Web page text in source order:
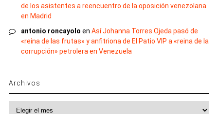
de los asistentes a reencuentro de la oposición venezolana
en Madrid
antonio roncayolo en Así Johanna Torres Ojeda pasó de
«reina de las frutas» y anfitriona de El Patio VIP a «reina de la
corrupción» petrolera en Venezuela
Archivos